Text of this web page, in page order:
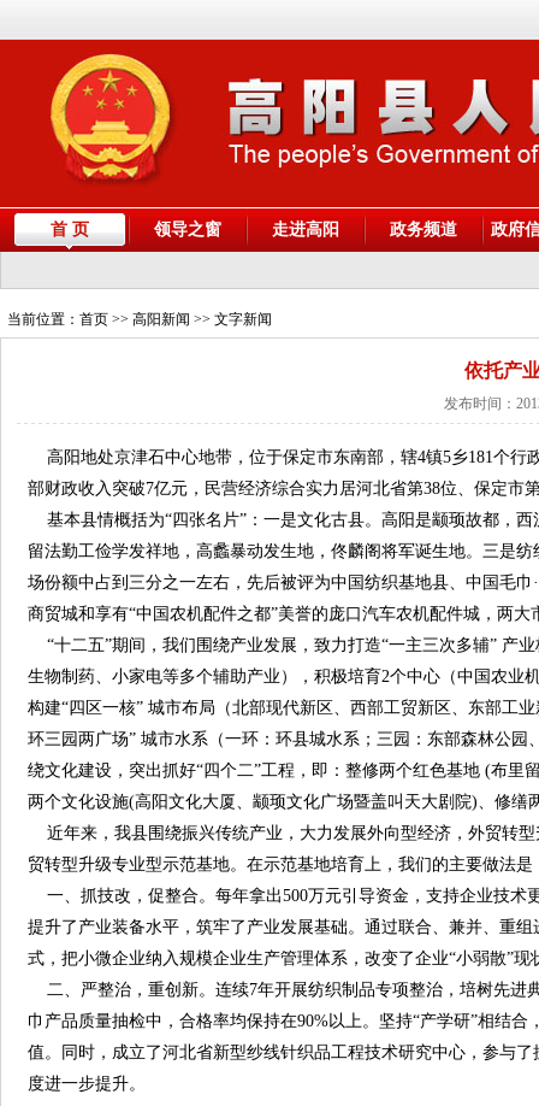
首 页 领导之窗 走进高阳 政务频道 政府
当前位置： 首页 >> 高阳新闻 >> 文字新闻
依托产
发布时间：
高阳地处京津石中心地带，位于保定市东南部，辖4镇5乡181个行
部财政收入突破7亿元，民营经济综合实力居河北省第38位、保定市
基本县情概括为“四张名片”：一是文化古县。高阳是颛顼故都，
留法勤工俭学发祥地，高蠡暴动发生地，佟麟阁将军诞生地。三是
场份额中占到三分之一左右，先后被评为中国纺织基地县、中国毛
商贸城和享有“中国农机配件之都”美誉的庞口汽车农机配件城，两大
“十二五”期间，我们围绕产业发展，致力打造“一主三次多辅” 产
生物制药、小家电等多个辅助产业），积极培育2个中心（中国农业
构建“四区一核” 城市布局（北部现代新区、西部工贸新区、东部工
环三园两广场” 城市水系（一环：环县城水系；三园：东部森林公
绕文化建设，突出抓好“四个二”工程，即：整修两个红色基地 (布
两个文化设施(高阳文化大厦、颛顼文化广场暨盖叫天大剧院)、修缮
近年来，我县围绕振兴传统产业，大力发展外向型经济，外贸转
贸转型升级专业型示范基地。在示范基地培育上，我们的主要做法是
一、抓技改，促整合。每年拿出500万元引导资金，支持企业技术
提升了产业装备水平，筑牢了产业发展基础。通过联合、兼并、重
式，把小微企业纳入规模企业生产管理体系，改变了企业“小弱散”
二、严整治，重创新。连续7年开展纺织制品专项整治，培树先进
巾产品质量抽检中，合格率均保持在90%以上。坚持“产学研”相结
值。同时，成立了河北省新型纱线针织品工程技术研究中心，参与
度进一步提升。